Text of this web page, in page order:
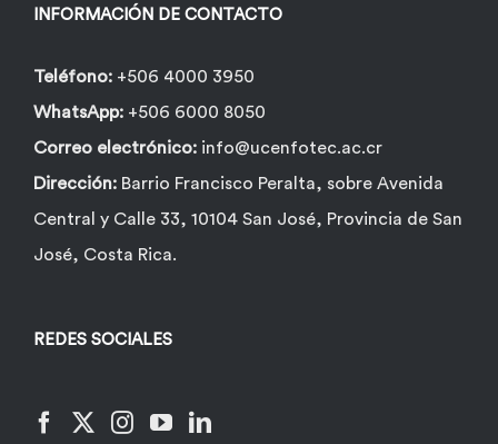
de
producto
INFORMACIÓN DE CONTACTO
Teléfono: +506 4000 3950
WhatsApp: +506 6000 8050
Correo electrónico: info@ucenfotec.ac.cr
Dirección: Barrio Francisco Peralta, sobre Avenida
Central y Calle 33, 10104 San José, Provincia de San
José, Costa Rica.
REDES SOCIALES